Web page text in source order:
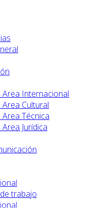
Area Internacional
Cultural
Técnica
Jurídica
trabajo